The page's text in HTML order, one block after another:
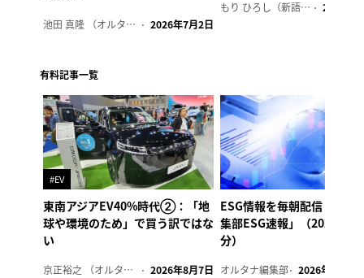
池田 真隆 （オルタナ輪番編集長） 2026年7月2日
もり ひろし（新語ウォッチャー） 2023年7
有料記事一覧
#EV
東南アジアEV40%時代②：「地
球や環境のため」で買う訳ではな
い
京正裕之 （オルタナ副編集長） 2026年8月7日
ESG情報を毎朝配信「オル
集部ESG速報」（2026年8
分）
オルタナ編集部 2026年8月7日